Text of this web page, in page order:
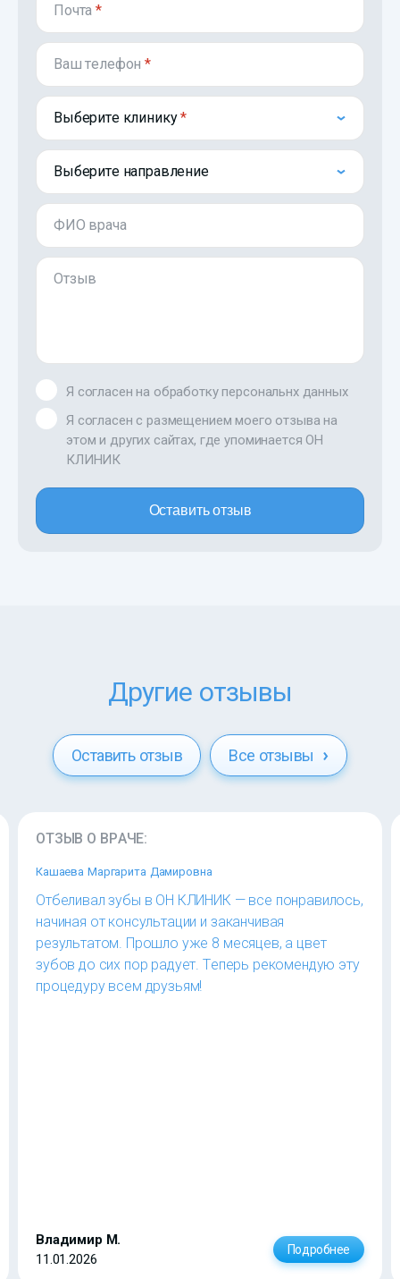
Почта*
Ваш телефон*
Выберите клинику
Выберите направление
ФИО врача
Отзыв
Я согласен на обработку персональнх данных
Я согласен с размещением моего отзыва на
этом и других сайтах, где упоминается ОН
КЛИНИК
Оставить отзыв
Другие отзывы
Оставить отзыв Все отзывы
ОТЗЫВ О ВРАЧЕ:
Кашаева Маргарита Дамировна
Отбеливал зубы в ОН КЛИНИК — все понравилось,
начиная от консультации и заканчивая
результатом. Прошло уже 8 месяцев, а цвет
зубов до сих пор радует. Теперь рекомендую эту
процедуру всем друзьям!
Владимир М.
11.01.2026
Подробнее